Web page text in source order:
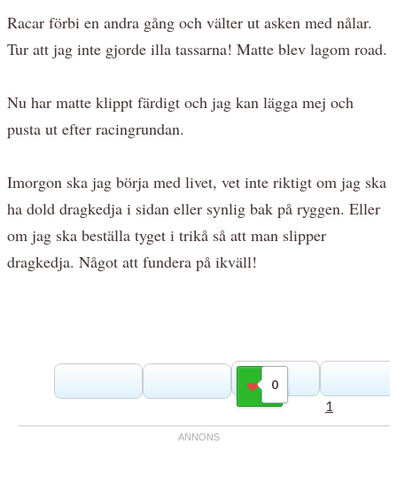
Racar förbi en andra gång och välter ut asken med nålar.
Tur att jag inte gjorde illa tassarna! Matte blev lagom road.
Nu har matte klippt färdigt och jag kan lägga mej och
pusta ut efter racingrundan.
Imorgon ska jag börja med livet, vet inte riktigt om jag ska
ha dold dragkedja i sidan eller synlig bak på ryggen. Eller
om jag ska beställa tyget i trikå så att man slipper
dragkedja. Något att fundera på ikväll!
0
Gilla
1